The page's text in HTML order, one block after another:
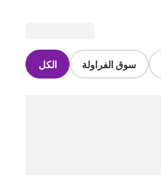
الكل سوق الفراولة